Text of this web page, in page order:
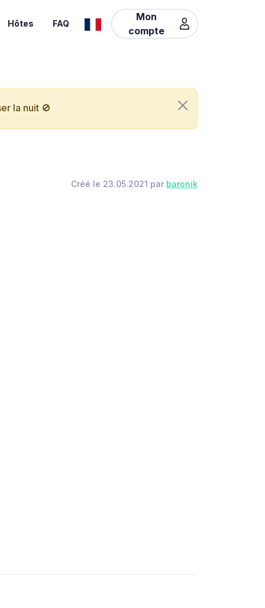
Hôtes FAQ
Mon
compte
la nuit 🚫
Créé le 23.05.2021 par baronik